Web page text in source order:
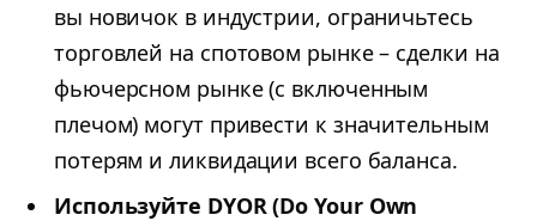
вы новичок в индустрии, ограничьтесь
торговлей на спотовом рынке – сделки на
фьючерсном рынке (с включенным
плечом) могут привести к значительным
потерям и ликвидации всего баланса.
Используйте DYOR (Do Your Own